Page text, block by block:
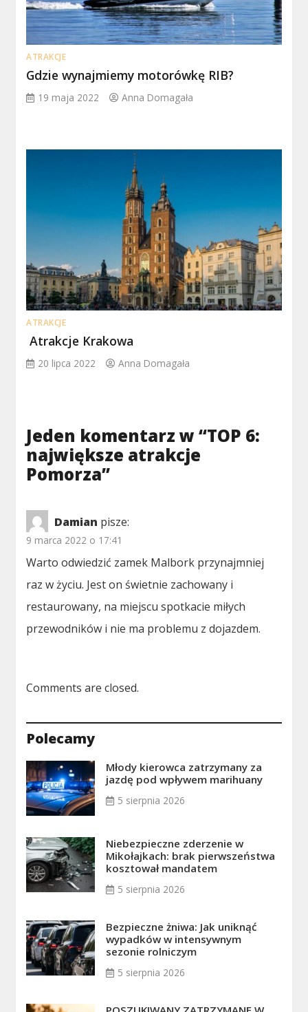
ATRAKCJE
Gdzie wynajmiemy motorówkę RIB?
19 maja 2022 Anna Domagała
ATRAKCJE
Atrakcje Krakowa
20 lipca 2022 Anna Domagała
Jeden komentarz w “TOP 6:
największe atrakcje
Pomorza”
Damian pisze:
9 marca 2022 o 17:41
Warto odwiedzić zamek Malbork przynajmniej
raz w życiu. Jest on świetnie zachowany i
restaurowany, na miejscu spotkacie miłych
przewodników i nie ma problemu z dojazdem.
Comments are closed.
Polecamy
Młody kierowca zatrzymany za
jazdę pod wpływem marihuany
5 sierpnia 2026
Niebezpieczne zderzenie w
Mikołajkach: brak pierwszeństwa
kosztował mandatem
5 sierpnia 2026
Bezpieczne żniwa: Jak uniknąć
wypadków w intensywnym
sezonie rolniczym
5 sierpnia 2026